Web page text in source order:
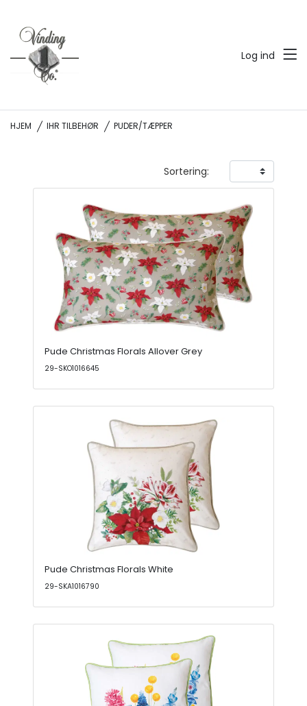
Log ind
HJEM IHR TILBEHØR PUDER/TÆPPER
Sortering:
Pude Christmas Florals Allover Grey
29-SKO1016645
Pude Christmas Florals White
29-SKA1016790